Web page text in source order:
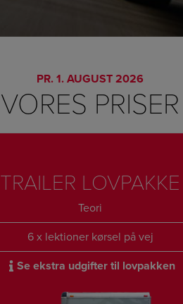
PR. 1. AUGUST 2026
VORES PRISER
TRAILER LOVPAKKE
Teori
6 x lektioner kørsel på vej
Se ekstra udgifter til lovpakken